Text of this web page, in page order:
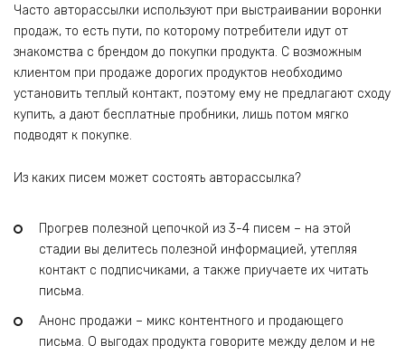
Часто авторассылки используют при выстраивании воронки
продаж, то есть пути, по которому потребители идут от
знакомства с брендом до покупки продукта. С возможным
клиентом при продаже дорогих продуктов необходимо
установить теплый контакт, поэтому ему не предлагают сходу
купить, а дают бесплатные пробники, лишь потом мягко
подводят к покупке.
Из каких писем может состоять авторассылка?
Прогрев полезной цепочкой из 3-4 писем – на этой
стадии вы делитесь полезной информацией, утепляя
контакт с подписчиками, а также приучаете их читать
письма.
Анонс продажи – микс контентного и продающего
письма. О выгодах продукта говорите между делом и не